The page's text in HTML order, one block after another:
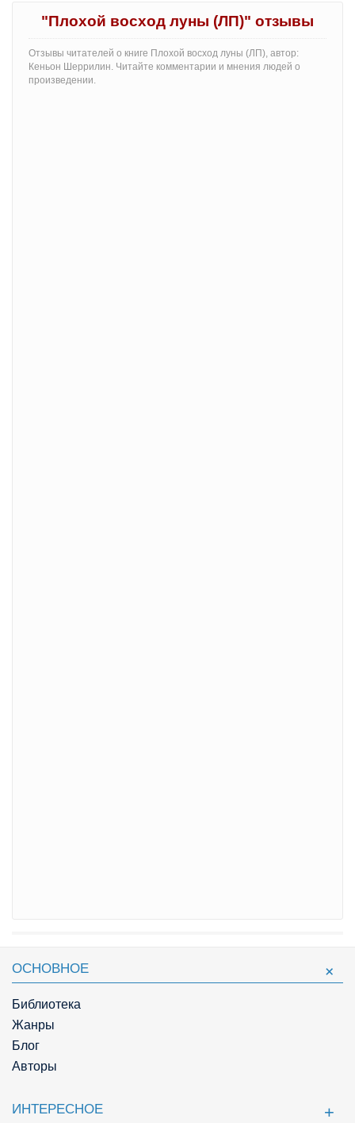
"Плохой восход луны (ЛП)" отзывы
Отзывы читателей о книге Плохой восход луны (ЛП), автор:
Кеньон Шеррилин. Читайте комментарии и мнения людей о
произведении.
ОСНОВНОЕ
Библиотека
Жанры
Блог
Авторы
ИНТЕРЕСНОЕ